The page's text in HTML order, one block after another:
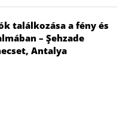
találkozása a fény és
– Şehzade
Antalya